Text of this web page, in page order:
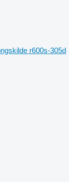
r600s-305d